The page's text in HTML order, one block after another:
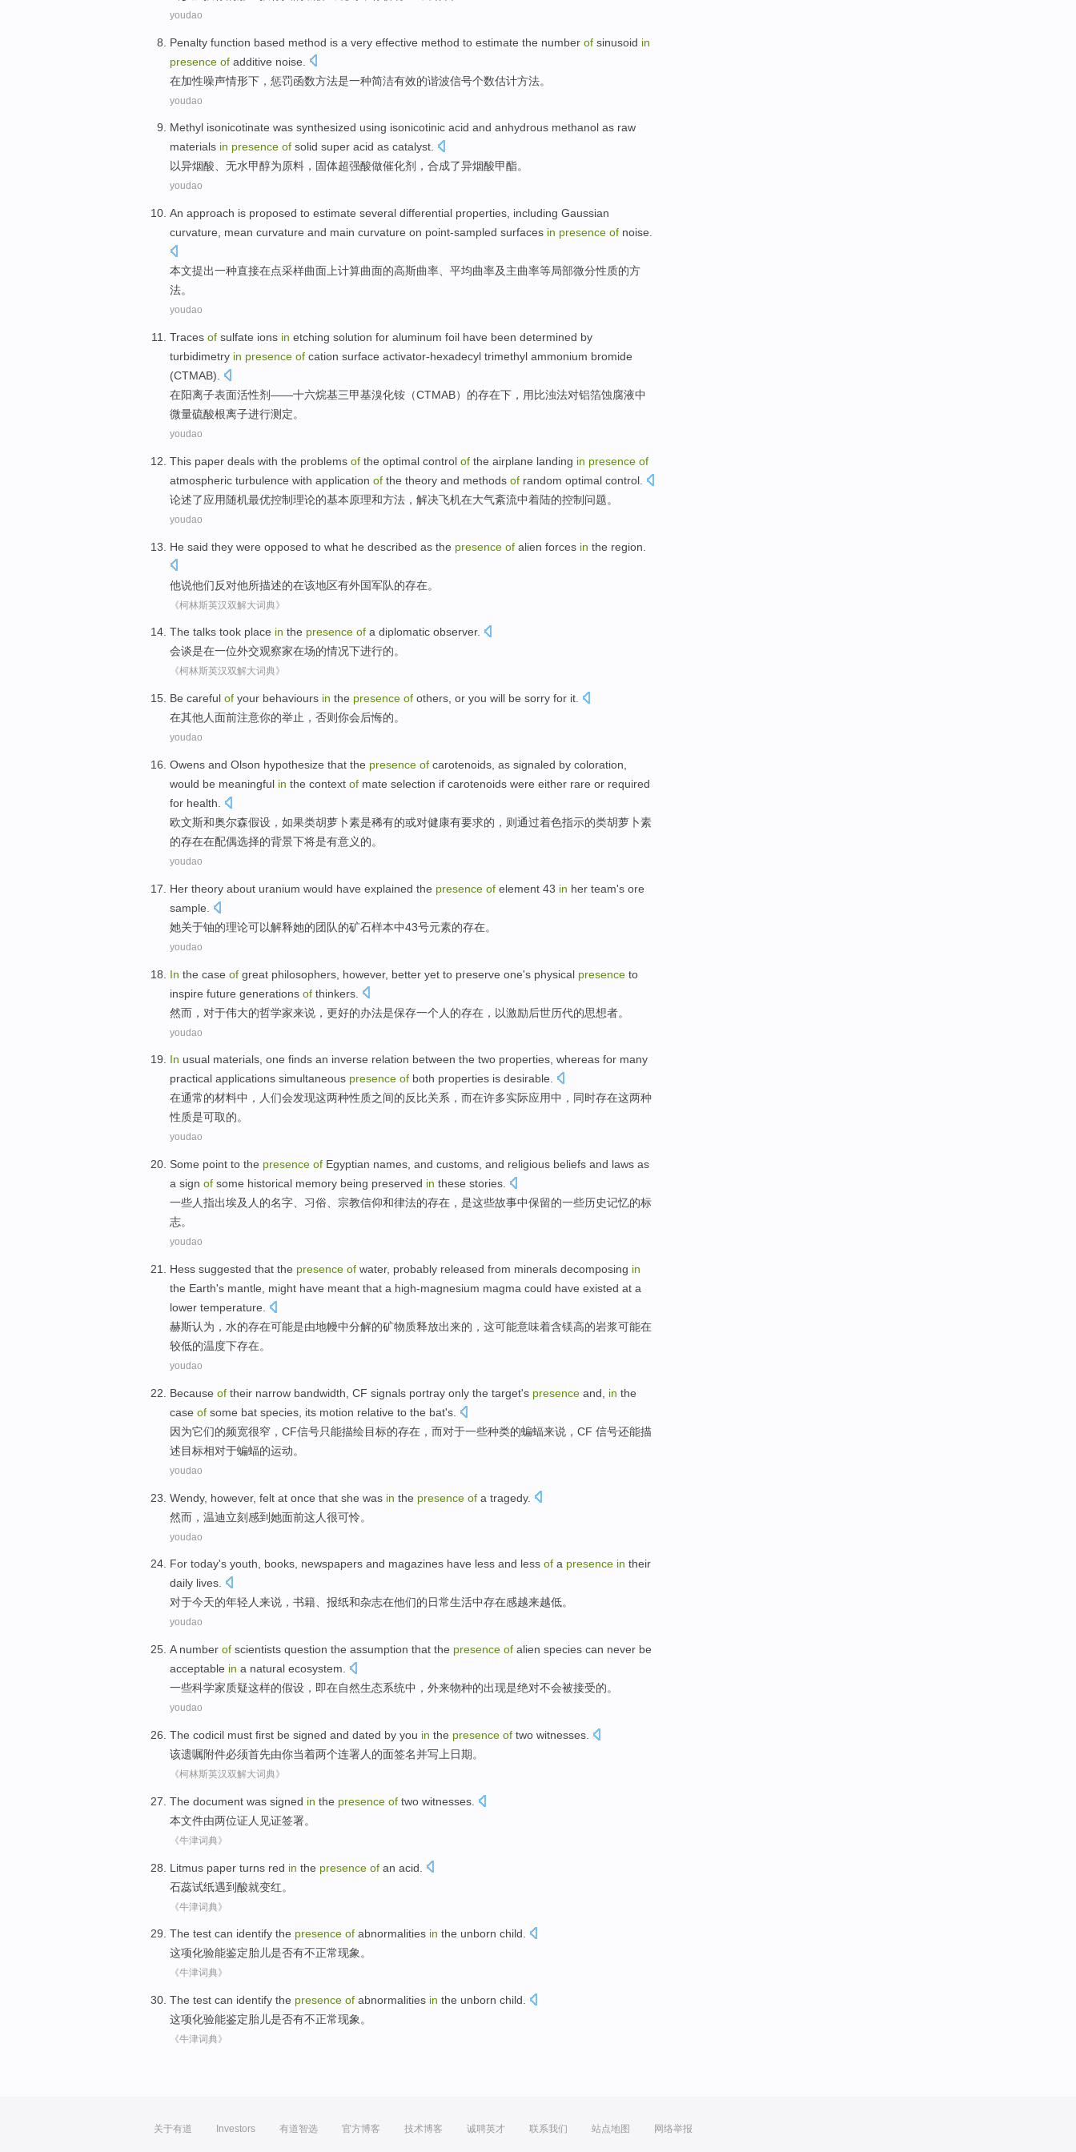
youdao
Penalty function based method is a very effective method to estimate the number of sinusoid in
presence of additive noise
在加性噪声情形下， 惩罚函数方法是一种简洁有效的谐波信号个数估计方法。
youdao
Methyl isonicotinate was synthesized using isonicotinic acid and anhydrous methanol as raw
materials in presence of solid super acid as catalyst.
以异烟酸、 无水甲醇为原料 ， 固体超强酸做催化剂 ， 合成了异烟酸甲酯。
youdao
An approach is proposed to estimate several differential properties , including Gaussian
curvature
mean curvature and main curvature on point-sampled surfaces in presence of noise.
本文提出一种直接在点采样曲面 上计算曲面的高斯曲率 平均曲率及主曲率等局部微分性质的方
法。
youdao
Traces of sulfate ions in etching solution for aluminum foil have been determined by
turbidimetry in presence of cation surface activator-hexadecyl trimethyl ammonium bromide
(CTMAB).
在阳离子表面活性剂——十六烷基三甲基溴化铵 （CTMAB） 的存在下， 用 比浊法对铝箔蚀腐液中
微量硫酸根离子进行测定。
youdao
This paper deals with the problems of the optimal control of the airplane landing in presence of
atmospheric turbulence with application of the theory and methods of random optimal control.
论述了应用随机最优控制理论的基本原理和方法 ， 解决飞机在大气紊流中着陆的控制问题。
youdao
He said they were opposed to what he described as the presence of alien forces in the region
他说他们反对他所描述的在该地区有外国军队的存在。
《柯林斯英汉双解大词典》
The talks took place in the presence of a diplomatic observer.
会谈是在一位外交观察家在场的情况下进行的。
《柯林斯英汉双解大词典》
Be careful of your behaviours in the presence of others or you will be sorry for it
在其他人面前注意你的举止 ， 否则你会后悔的。
youdao
Owens and Olson hypothesize that the presence of carotenoids , as signaled by coloration
would be meaningful in the context of mate selection if carotenoids were either rare or required
for health
欧文斯和奥尔森假设 ， 如果类胡萝卜素是稀有的或对健康有要求的 ，则通过着色指示的类胡萝卜素
的存在在配偶选择的背景下将是有意义的。
youdao
Her theory about uranium would have explained the presence of element 43 in her team's ore
sample
她关于铀的理论可以解释她的团队的矿石样本中43号元素的存在。
youdao
In the case of great philosophers however, better yet to preserve one's physical presence to
inspire future generations of thinkers
然而 ， 对于伟大的哲学家来说 ， 更好的办法是保存一个人 的存在 ， 以激励后世历代的思想者。
youdao
In usual materials, one finds an inverse relation between the two properties, whereas for many
practical applications simultaneous presence of both properties is desirable.
在通常的材料中， 人们会发现这两种性质之间的反比关系， 而在许多实际应用中， 同时存在这两种
性质是可取的。
youdao
Some point to the presence of Egyptian names , and customs , and religious beliefs and laws as
a sign of some historical memory being preserved in these stories
一些人指出埃及人 的名字 习俗 宗教信仰和律法的存在 ， 是这些故事中保留的一些历史记忆的标
志。
youdao
Hess suggested that the presence of water, probably released from minerals decomposing in
the Earth's mantle might have meant that a high-magnesium magma could have existed at a
lower temperature
赫斯认为 ， 水的存在可能是由地幔中分解的矿物质释放出来的 ，这可能意味着含镁高的岩浆可能在
较低的温度下存在。
youdao
Because of their narrow bandwidth CF signals portray only the target's presence and, in the
case of some bat species , its motion relative to the bat's.
因为它们的频宽很窄 ， CF信号只能描绘目标的存在 ，而对于一些种类的蝙蝠来说，CF 信号还能描
述目标相对于蝙蝠的运动。
youdao
Wendy, however, felt at once that she was in the presence of a tragedy.
然而 ， 温迪立刻感到她面前这人很可怜。
youdao
For today's youth, books, newspapers and magazines have less and less of a presence in their
daily lives.
对于今天的年轻人来说 ， 书籍、 报纸和杂志在他们的日常生活中存在感越来越低。
youdao
A number of scientists question the assumption that the presence of alien species can never be
acceptable in a natural ecosystem
一些科学家质疑这样的假设 ，即在自然生态系统中， 外来物种的出现是绝对不会被接受的。
youdao
The codicil must first be signed and dated by you in the presence of two witnesses
该遗嘱附件必须首先由你当着两个连署人 的面签名并写上日期。
《柯林斯英汉双解大词典》
The document was signed in the presence of two witnesses
本文件由两位证人见证签署。
《牛津词典》
Litmus paper turns red in the presence of an acid
石蕊试纸遇到酸就变红。
《牛津词典》
The test can identify the presence of abnormalities in the unborn child.
这项化验能鉴定胎儿是否有不正常现象。
《牛津词典》
The test can identify the presence of abnormalities in the unborn child.
这项化验能鉴定胎儿是否有不正常现象。
《牛津词典》
关于有道 Investors 有道智选 官方博客 技术博客 诚聘英才 联系我们 站点地图 网络举报